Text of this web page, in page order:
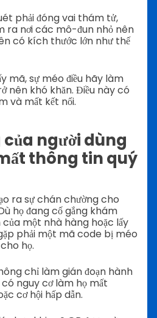
phải đóng vai thám tử,
ra nơi các mô-đun nhỏ nên
có kích thước lớn như thế
mã, sự méo điều hãy làm
nên khó khăn. Điều này có
và mất kết nối.
của người dùng
thông tin quý
ra sự chán chường cho
họ đang cố gắng khám
một nhà hàng hoặc lấy
phải một mã code bị méo
họ.
chỉ làm gián đoạn hành
nguy cơ làm họ mất
cơ hội hấp dẫn.